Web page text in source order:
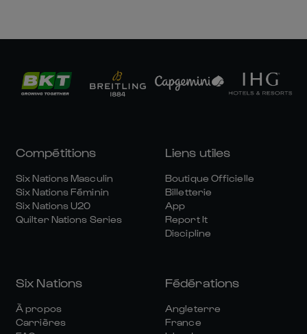
Compétitions
Six Nations Masculin
Six Nations Féminin
Six Nations U20
Quilter Nations Series
Liens utiles
Boutique Officielle
Billetterie
App
Report It
Discipline
Six Nations
À propos
Carrières
Fédérations
Angleterre
France